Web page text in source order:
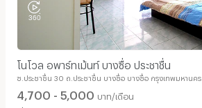
โนโวล อพาร์ทเม้นท์ บางซื่อ ประชาชื่น
ซ.ประชาชื่น 30 ถ.ประชาชื่น บางซื่อ บางซื่อ กรุงเทพมหานคร
4,700 - 5,000 บาท/เดือน